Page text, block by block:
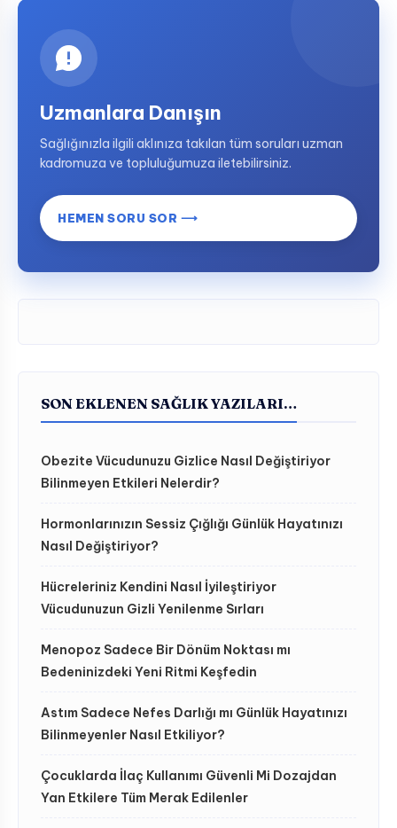
Uzmanlara Danışın
Sağlığınızla ilgili aklınıza takılan tüm soruları uzman
kadromuza ve topluluğumuza iletebilirsiniz.
HEMEN SORU SOR ⟶
SON EKLENEN SAĞLIK YAZILARI…
Obezite Vücudunuzu Gizlice Nasıl Değiştiriyor
Bilinmeyen Etkileri Nelerdir?
Hormonlarınızın Sessiz Çığlığı Günlük Hayatınızı
Nasıl Değiştiriyor?
Hücreleriniz Kendini Nasıl İyileştiriyor
Vücudunuzun Gizli Yenilenme Sırları
Menopoz Sadece Bir Dönüm Noktası mı
Bedeninizdeki Yeni Ritmi Keşfedin
Astım Sadece Nefes Darlığı mı Günlük Hayatınızı
Bilinmeyenler Nasıl Etkiliyor?
Çocuklarda İlaç Kullanımı Güvenli Mi Dozajdan
Yan Etkilere Tüm Merak Edilenler